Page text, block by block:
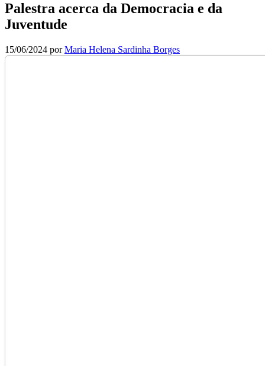
Palestra acerca da Democracia e da
Juventude
15/06/2024 porMaria Helena Sardinha Borges